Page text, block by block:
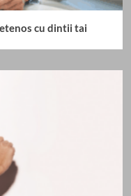
cu dintii tai